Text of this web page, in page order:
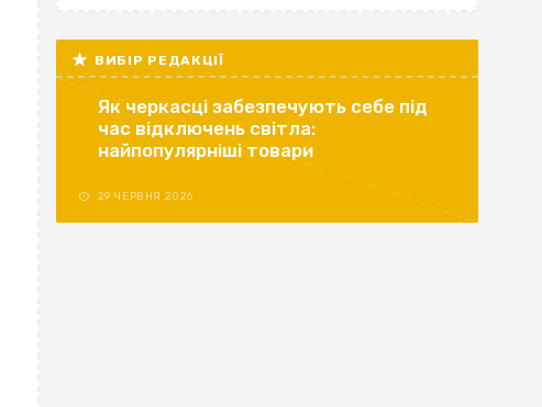
ВИБІР РЕДАКЦІЇ
Як черкасці забезпечують себе під
час відключень світла:
найпопулярніші товари
29 ЧЕРВНЯ 2026